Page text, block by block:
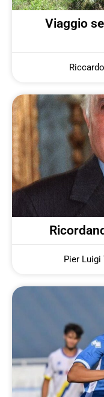
Viaggio
Pier Luigi